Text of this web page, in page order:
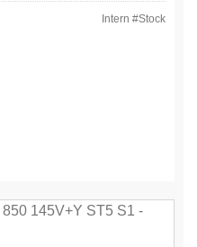
Intern #Stock